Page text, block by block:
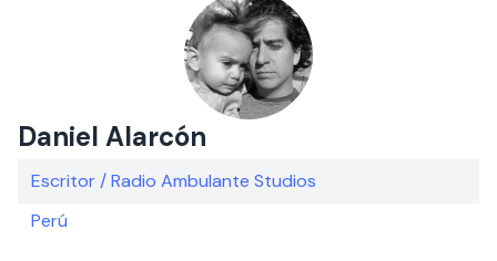
Daniel Alarcón
Escritor / Radio Ambulante Studios
Perú